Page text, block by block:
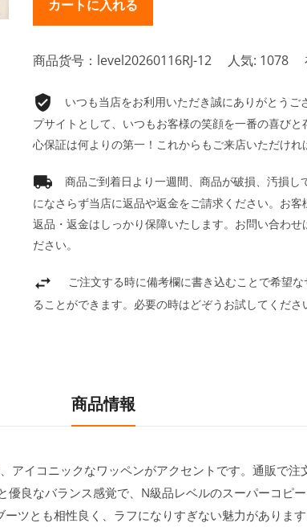
商品货号：level20260116RJ-12 人気: 1078
いつも当店をお利用いただき誠にありがとう
プサイトとして、いつもお客様の笑顔を一番の喜び
心保証は何よりの第一！これからもご来店いただけれ
商品ご到着日より一週間、商品が破損、汚損
になさらず当店に返品や返金をご請求ください。お
返品・返金はしっかり保障いたします。お問い合わせ
ださい。
ご注文する時に備考欄に書き込むことで希望
ることができます。必要の時はどぞうお試してくださ
商品情報
アイコニックなワッペンがアクセントです。通販で注
良なバランス感覚で、N級品レベルのスーパーコピ
ツとも相性良く、ラフになりすぎない魅力があります